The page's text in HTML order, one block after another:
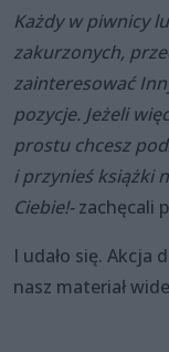
Każdy w piwnicy
zakurzonych,
zainteresować
pozycje. Jeżeli
prostu chcesz
i przynieś książki
Ciebie!-zachęcali
I udało się. Akcja
nasz materiał